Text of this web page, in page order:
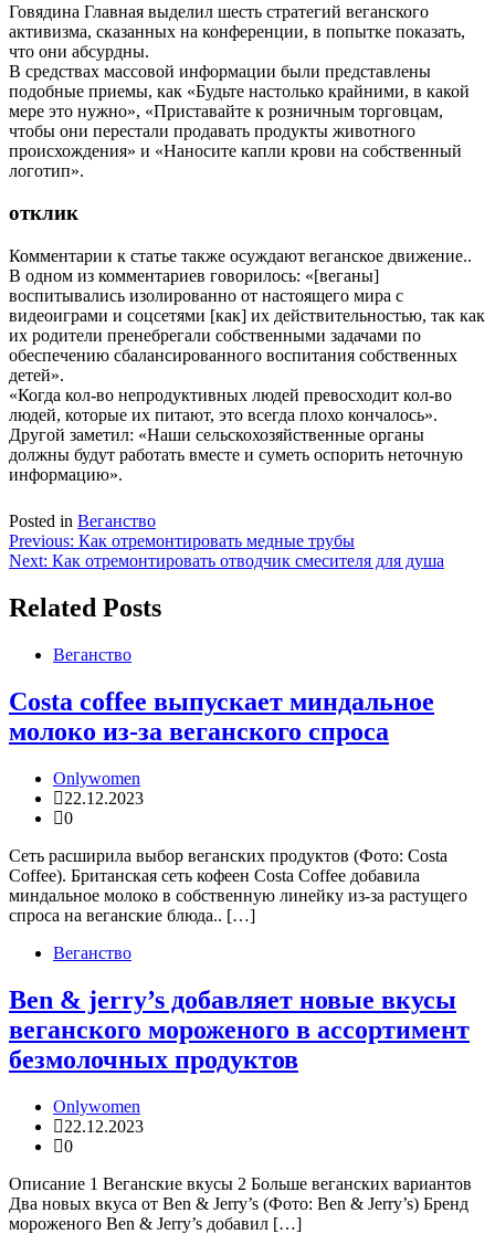
Говядина Главная выделил шесть стратегий веганского
активизма, сказанных на конференции, в попытке показать,
что они абсурдны.
В средствах массовой информации были представлены
подобные приемы, как «Будьте настолько крайними, в какой
мере это нужно», «Приставайте к розничным торговцам,
чтобы они перестали продавать продукты животного
происхождения» и «Наносите капли крови на собственный
логотип».
отклик
Комментарии к статье также осуждают веганское движение..
В одном из комментариев говорилось: «[веганы]
воспитывались изолированно от настоящего мира с
видеоиграми и соцсетями [как] их действительностью, так как
их родители пренебрегали собственными задачами по
обеспечению сбалансированного воспитания собственных
детей».
«Когда кол-во непродуктивных людей превосходит кол-во
людей, которые их питают, это всегда плохо кончалось».
Другой заметил: «Наши сельскохозяйственные органы
должны будут работать вместе и суметь оспорить неточную
информацию».
Posted in Веганство
Навигация
по
записям
Previous: Как отремонтировать медные трубы
Next: Как отремонтировать отводчик смесителя для душа
Related Posts
Веганство
Costa coffee выпускает миндальное
молоко из-за веганского спроса
Onlywomen
22.12.2023
0
Сеть расширила выбор веганских продуктов (Фото: Costa
Coffee). Британская сеть кофеен Costa Coffee добавила
миндальное молоко в собственную линейку из-за растущего
спроса на веганские блюда.. […]
Веганство
Ben & jerry’s добавляет новые вкусы
веганского мороженого в ассортимент
безмолочных продуктов
Onlywomen
22.12.2023
0
Описание 1 Веганские вкусы 2 Больше веганских вариантов
Два новых вкуса от Ben & Jerry’s (Фото: Ben & Jerry’s) Бренд
мороженого Ben & Jerry’s добавил […]